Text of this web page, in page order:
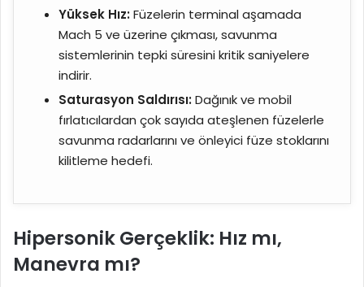
Yüksek Hız:Füzelerin terminal aşamada
Mach 5 ve üzerine çıkması, savunma
sistemlerinin tepki süresini kritik saniyelere
indirir.
Saturasyon Saldırısı:Dağınık ve mobil
fırlatıcılardan çok sayıda ateşlenen füzelerle
savunma radarlarını ve önleyici füze stoklarını
kilitleme hedefi.
Hipersonik Gerçeklik: Hız mı,
Manevra mı?